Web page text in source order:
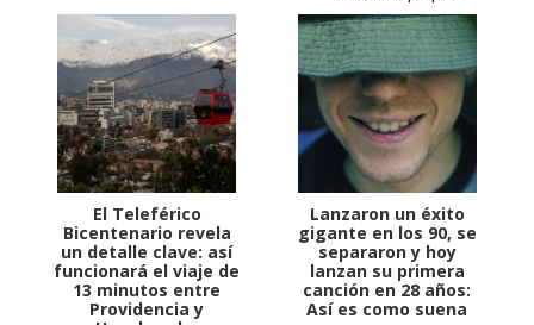
El Teleférico
Bicentenario revela
un detalle clave: así
funcionará el viaje de
13 minutos entre
Providencia y
Lanzaron un éxito
gigante en los 90, se
separaron y hoy
lanzan su primera
canción en 28 años:
Así es como suena